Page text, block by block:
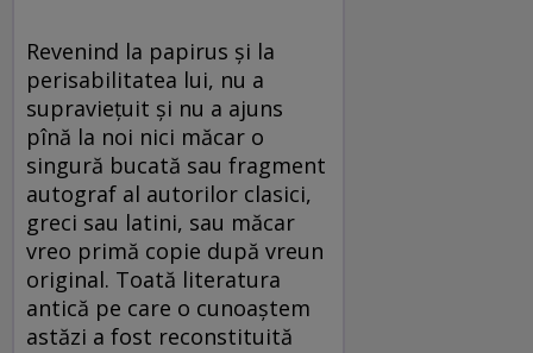
Revenind la papirus şi la
perisabilitatea lui, nu a
supravieţuit şi nu a ajuns
pînă la noi nici măcar o
singură bucată sau fragment
autograf al autorilor clasici,
greci sau latini, sau măcar
vreo primă copie după vreun
original. Toată literatura
antică pe care o cunoaştem
astăzi a fost reconstituită